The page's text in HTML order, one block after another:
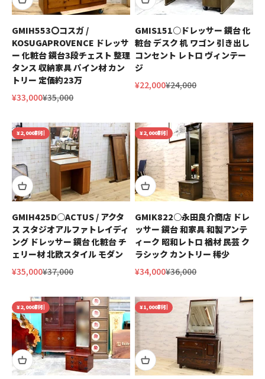
GMIH553〇コスガ /
KOSUGAPROVENCE ドレッサ
ー 化粧台 鏡台3段チェスト 整理
タンス 収納家具 パイン材 カン
トリー 定価約23万
セール価格
¥33,000通常価格
¥35,000
GMIS151○ドレッサー 鏡台 化
粧台 デスク 机 ワゴン 引き出し
コンセント レトロ ヴィンテー
ジ
セール価格
¥22,000通常価格
¥24,000
¥2,000割引
GMIH425D○ACTUS / アクタ
ス スタジオアルファトレイディ
ング ドレッサー 鏡台 化粧台 チ
ェリー材 北欧スタイル モダン
セール価格
¥35,000通常価格
¥37,000
¥2,000割引
GMIK822○永田良介商店 ドレ
ッサー 鏡台 和家具 和製アンテ
ィーク 昭和レトロ 楢材 民芸 ク
ラシック カントリー 稀少
セール価格
¥34,000通常価格
¥36,000
¥2,000割引 ¥1,000割引